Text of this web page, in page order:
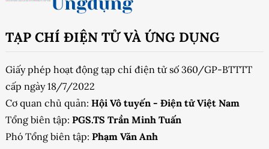
TẠP CHÍ ĐIỆN TỬ VÀ ỨNG DỤNG
Giấy phép hoạt động tạp chí điện tử số 360/GP-BTTTT
cấp ngày 18/7/2022
Cơ quan chủ quản: Hội Vô tuyến - Điện tử Việt Nam
Tổng biên tập: PGS.TS Trần Minh Tuấn
Phó Tổng biên tập: Phạm Văn Anh